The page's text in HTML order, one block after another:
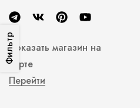
ФильтрПоказать магазин на
карте
Перейти